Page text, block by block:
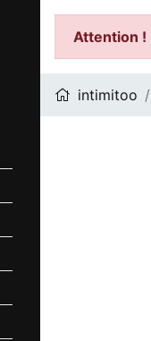
panier
Attention !
intimitoo